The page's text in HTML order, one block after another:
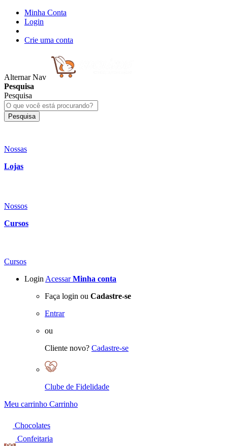
Minha Conta
Login
Crie uma conta
Alternar Nav
Pesquisa
Pesquisa
Pesquisa
Nossas
Lojas
Nossos
Cursos
Cursos
Login Acessar Minha conta
Faça login ou Cadastre-se
Entrar
ou
Cliente novo? Cadastre-se
Clube de Fidelidade
Meu carrinho Carrinho
Chocolates
Confeitaria